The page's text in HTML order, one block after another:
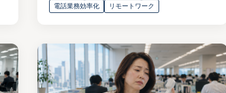
電話業務効率化
リモートワーク